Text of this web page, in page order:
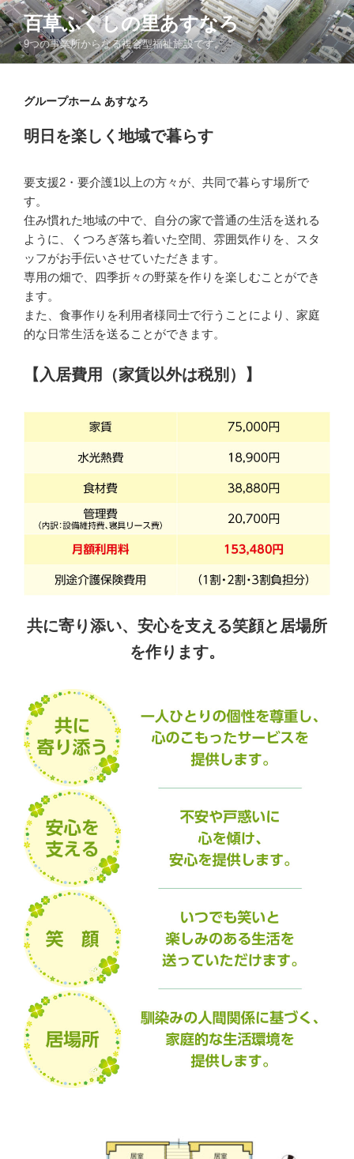
コ
ン
テ
ン
百草ふくしの里あすなろ
9つの事業所からなる複合型福祉施設です。
グループホーム あすなろ
明日を楽しく地域で暮らす
要支援2・要介護1以上の方々が、共同で暮らす場所で
す。
住み慣れた地域の中で、自分の家で普通の生活を送れる
ように、くつろぎ落ち着いた空間、雰囲気作りを、スタ
ッフがお手伝いさせていただきます。
専用の畑で、四季折々の野菜を作りを楽しむことができ
ます。
また、食事作りを利用者様同士で行うことにより、家庭
的な日常生活を送ることができます。
【入居費用（家賃以外は税別）】
共に寄り添い、安心を支える笑顔と居場所
を作ります。